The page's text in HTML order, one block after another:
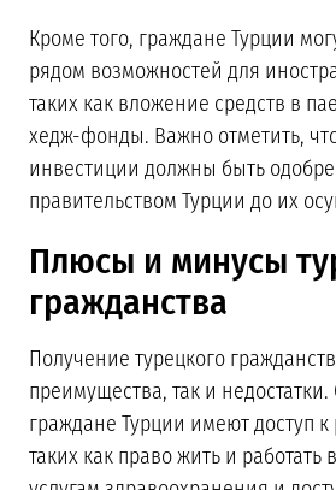
Кроме того, граждане Турции
рядом возможностей для
таких как вложение средств в
хедж-фонды. Важно отметить,
инвестиции должны быть
правительством Турции до их
Плюсы и минусы
гражданства
Получение турецкого
преимущества, так и
граждане Турции имеют доступ
таких как право жить и работать